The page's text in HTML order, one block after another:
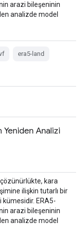
arazi bileşeninin
analizde model
era5-land
Yeniden Analizi
çözünürlükte, kara
ilişkin tutarlı bir
ERA5-
arazi bileşeninin
analizde model